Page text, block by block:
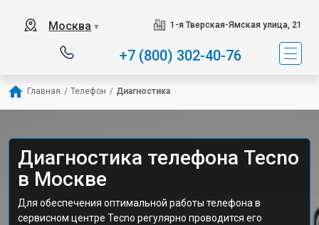
Москва ▼ 1-я Тверская-Ямская улица, 21
+7 (800) 302-40-76
Главная / Телефон / Диагностика
Диагностика телефона Tecno
в Москве
Для обеспечения оптимальной работы телефона в
сервисном центре Tecno регулярно проводится его